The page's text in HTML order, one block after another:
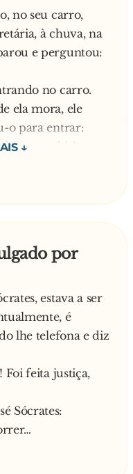
no seu carro,
à chuva, na
e perguntou:
no carro.
ela mora, ele
o para entrar:
um whisky, ou
casa… –
ele tomava
quarto e voltou,
Quem
horas de
ele acordou e
Pensou um
giz….
e lá lhe
esse pedaço
por
estava a ser
é
lhe telefona e diz
feita justiça,
Sócrates: